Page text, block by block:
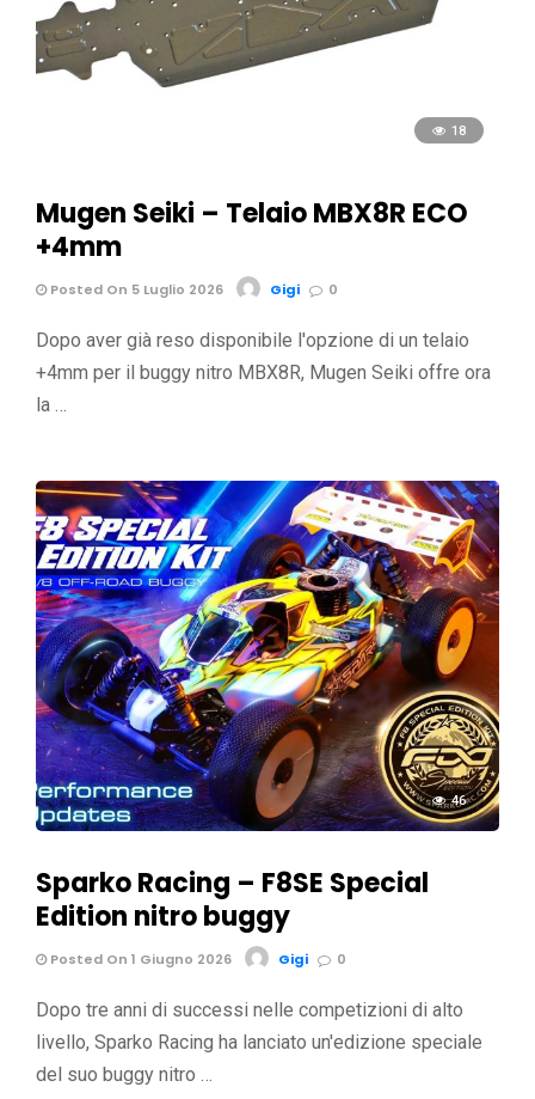
18
Mugen Seiki – Telaio MBX8R ECO
+4mm
Posted On 5 Luglio 2026 Gigi 0
Dopo aver già reso disponibile l'opzione di un telaio
+4mm per il buggy nitro MBX8R, Mugen Seiki offre ora
la …
46
Sparko Racing – F8SE Special
Edition nitro buggy
Posted On 1 Giugno 2026 Gigi 0
Dopo tre anni di successi nelle competizioni di alto
livello, Sparko Racing ha lanciato un'edizione speciale
del suo buggy nitro …